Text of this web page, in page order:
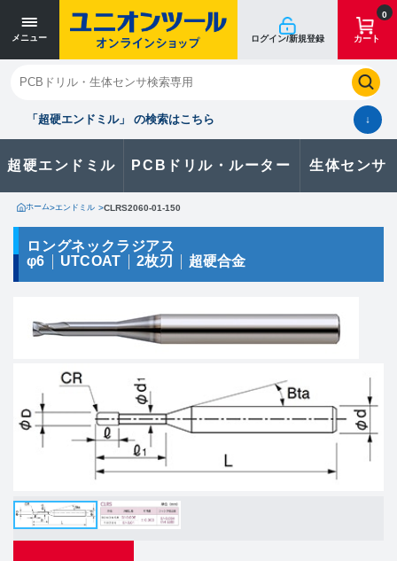
メニュー ログイン/新規登録
0
カート
「超硬エンドミル」 の検索はこちら ↓
超硬エンドミル PCBドリル・ルーター 生体センサ
閉じる
お気に入り クイックオーダー 購入履歴
製品に関するお問い合わせはこちら
お問い合わせ
カタログ一覧
ホーム>エンドミル >CLRS2060-01-150
ロングネックラジアス
φ6
UTCOAT 2枚刃 超硬合金
寸法単位 [mm]
寸法単位 [mm]